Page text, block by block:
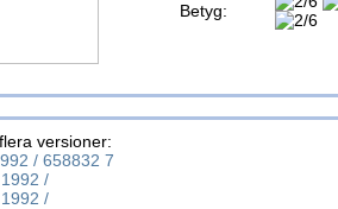
Betyg:
versioner:
/ 658832 7
/
/